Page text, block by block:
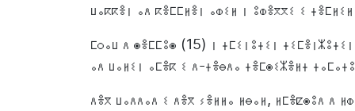
ⵡⴰⴽⴽⴻⵏ ⴰⴷ ⴽⴻⵎⵎⵍⴻⵏ ⴰⵀⵉⵍ ⵏ ⵓⵀⴻⴳⴳⵉ ⵉ
ⵎⵔⴰⵡ ⴷ ⵙⴻⵎⵎⵓⵙ (15) ⵏ ⵜⵎⵉⵏⵓⵜⵉⵏ
ⴰⴷ ⵡⴰⵍⵉⵏ ⴰⵎⴻⴽ ⵉ ⴷ-ⵜⴻⴱⴷⴰ ⵜⴻⵎⵙⵉⵣⴻⵍⵜ
ⴷⴻⴳ ⵡⴰⴷⴷⴰⴷ ⵉ ⴷⴻⴳ ⵢⴻⵍⵍⴰ ⵍⴱⴰⵍ, ⵍⵎⴻⵇⵙⵓⴷ ⴷ